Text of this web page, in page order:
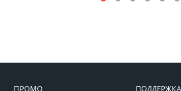
ПРОМО ПОДДЕРЖКА